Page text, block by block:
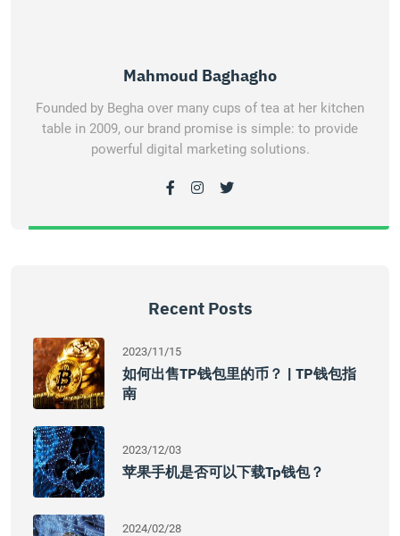
Mahmoud Baghagho
Founded by Begha over many cups of tea at her kitchen
table in 2009, our brand promise is simple: to provide
powerful digital marketing solutions.
Recent Posts
2023/11/15
如何出售TP钱包里的币？ | TP钱包指
南
2023/12/03
苹果手机是否可以下载tp钱包？
2024/02/28